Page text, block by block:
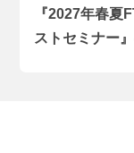
『2027年春夏
ストセミナー